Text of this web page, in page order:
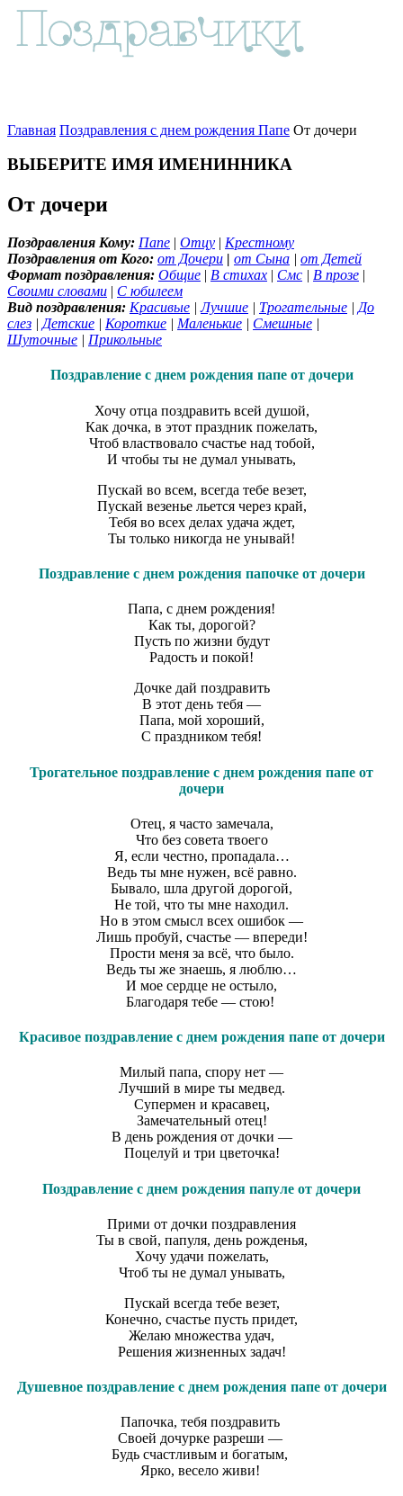
Главная Поздравления с днем рождения Папе От дочери
ВЫБЕРИТЕ ИМЯ ИМЕНИННИКА
От дочери
Поздравления Кому: Папе | Отцу | Крестному
Поздравления от Кого: от Дочери | от Сына | от Детей
Формат поздравления: Общие | В стихах | Смс | В прозе |
Своими словами | С юбилеем
Вид поздравления: Красивые |Лучшие | Трогательные | До
слез | Детские | Короткие | Маленькие | Смешные |
Шуточные | Прикольные
Поздравление с днем рождения папе от дочери
Хочу отца поздравить всей душой,
Как дочка, в этот праздник пожелать,
Чтоб властвовало счастье над тобой,
И чтобы ты не думал унывать,
Пускай во всем, всегда тебе везет,
Пускай везенье льется через край,
Тебя во всех делах удача ждет,
Ты только никогда не унывай!
Поздравление с днем рождения папочке от дочери
Папа, с днем рождения!
Как ты, дорогой?
Пусть по жизни будут
Радость и покой!
Дочке дай поздравить
В этот день тебя —
Папа, мой хороший,
С праздником тебя!
Трогательное поздравление с днем рождения папе от
дочери
Отец, я часто замечала,
Что без совета твоего
Я, если честно, пропадала…
Ведь ты мне нужен, всё равно.
Бывало, шла другой дорогой,
Не той, что ты мне находил.
Но в этом смысл всех ошибок —
Лишь пробуй, счастье — впереди!
Прости меня за всё, что было.
Ведь ты же знаешь, я люблю…
И мое сердце не остыло,
Благодаря тебе — стою!
Красивое поздравление с днем рождения папе от дочери
Милый папа, спору нет —
Лучший в мире ты медвед.
Супермен и красавец,
Замечательный отец!
В день рождения от дочки —
Поцелуй и три цветочка!
Поздравление с днем рождения папуле от дочери
Прими от дочки поздравления
Ты в свой, папуля, день рожденья,
Хочу удачи пожелать,
Чтоб ты не думал унывать,
Пускай всегда тебе везет,
Конечно, счастье пусть придет,
Желаю множества удач,
Решения жизненных задач!
Душевное поздравление с днем рождения папе от дочери
Папочка, тебя поздравить
Своей дочурке разреши —
Будь счастливым и богатым,
Ярко, весело живи!